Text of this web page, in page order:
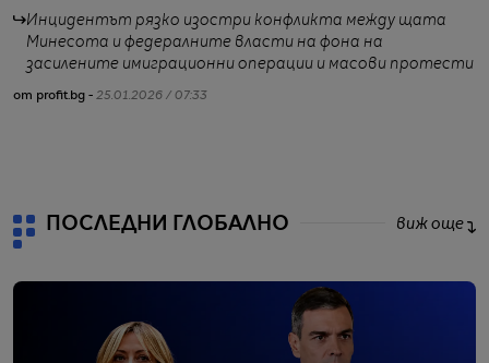
Инцидентът рязко изостри конфликта между щата
Минесота и федералните власти на фона на
засилените имиграционни операции и масови протести
от profit.bg - 25.01.2026 / 07:33
ПОСЛЕДНИ ГЛОБАЛНО виж още